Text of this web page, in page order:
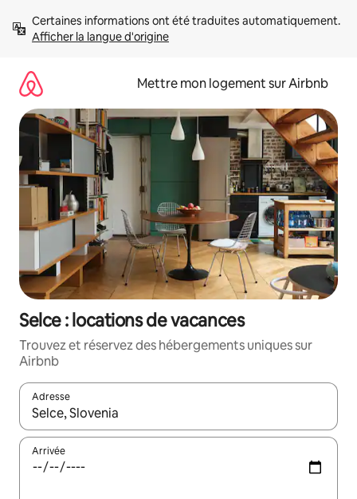
directement
Afficher la langue d'origine
Mettre mon logement sur Airbnb
Selce : locations de vacances
Trouvez et réservez des hébergements uniques sur
Airbnb
Adresse
Lorsque les résultats s'affichent, utilisez les flèches vers le
Arrivée